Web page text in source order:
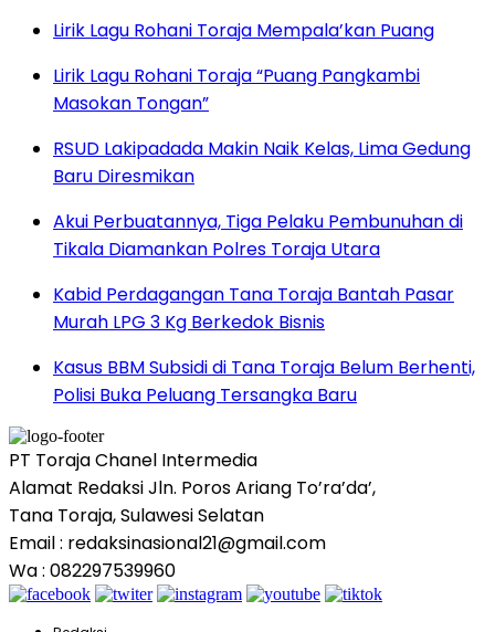
Lirik Lagu Rohani Toraja Mempala’kan Puang
Lirik Lagu Rohani Toraja “Puang Pangkambi
Masokan Tongan”
RSUD Lakipadada Makin Naik Kelas, Lima Gedung
Baru Diresmikan
Akui Perbuatannya, Tiga Pelaku Pembunuhan di
Tikala Diamankan Polres Toraja Utara
Kabid Perdagangan Tana Toraja Bantah Pasar
Murah LPG 3 Kg Berkedok Bisnis
Kasus BBM Subsidi di Tana Toraja Belum Berhenti,
Polisi Buka Peluang Tersangka Baru
PT Toraja Chanel Intermedia
Alamat Redaksi Jln. Poros Ariang To’ra’da’,
Tana Toraja, Sulawesi Selatan
Email : redaksinasional21@gmail.com
Wa : 082297539960